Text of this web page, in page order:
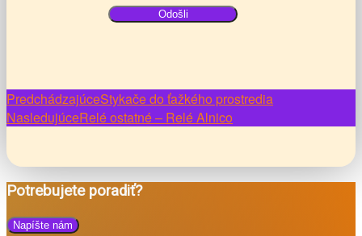
Navigácia
v
PredchádzajúceStykače do ťažkého prostredia
NasledujúceRelé ostatné – Relé Alnico
Potrebujete poradiť?
Napíšte nám